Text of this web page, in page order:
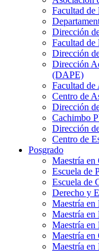
Facultad de
Dirección
Facultad de
Dirección
Dirección
(DAPE)
Facultad
Centro de
Dirección
Cachimbo
Dirección
Centro de
Posgrado
Maestría en
Escuela de
Escuela de
Derecho y
Maestría en
Maestría en
Maestría en
Maestría
Maestría